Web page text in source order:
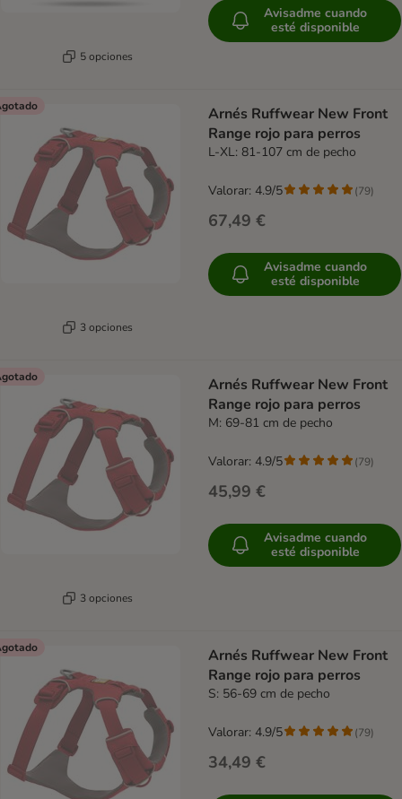
5 opciones
Avisadme cuando
esté disponible
3 opciones
Arnés Ruffwear New Front
Range rojo para perros
L-XL: 81-107 cm de pecho
67,49 €
Valorar: 4.9/5 (79)
Avisadme cuando
esté disponible
3 opciones
Arnés Ruffwear New Front
Range rojo para perros
M: 69-81 cm de pecho
45,99 €
Valorar: 4.9/5 (79)
Avisadme cuando
esté disponible
Arnés Ruffwear New Front
Range rojo para perros
S: 56-69 cm de pecho
34,49 €
Valorar: 4.9/5 (79)